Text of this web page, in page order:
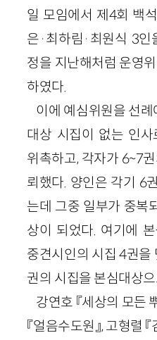
일 모임에서 제4회 백
은·최하림·최원식 3
정을 지난해처럼 운영
하였다.
이에 예심위원을 선
대상 시집이 없는 인
위촉하고, 각자가 6~7
뢰했다. 양인은 각기 6
는데 그중 일부가 중복
상이 되었다. 여기에
중견시인의 시집 4권을
권의 시집을 본심대상
강연호 『세상의 모든
『얼음수도원』, 고형렬